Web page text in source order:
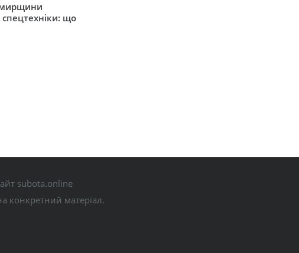
що
subota.online
конкретний матеріал.